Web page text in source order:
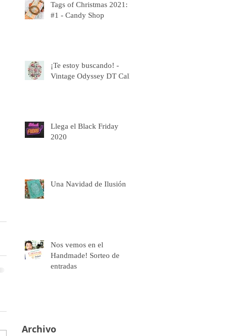
Tags of Christmas 2021:
#1 - Candy Shop
¡Te estoy buscando! -
Vintage Odyssey DT Call
Llega el Black Friday
2020
Una Navidad de Ilusión
Nos vemos en el
Handmade! Sorteo de
entradas
Archivo